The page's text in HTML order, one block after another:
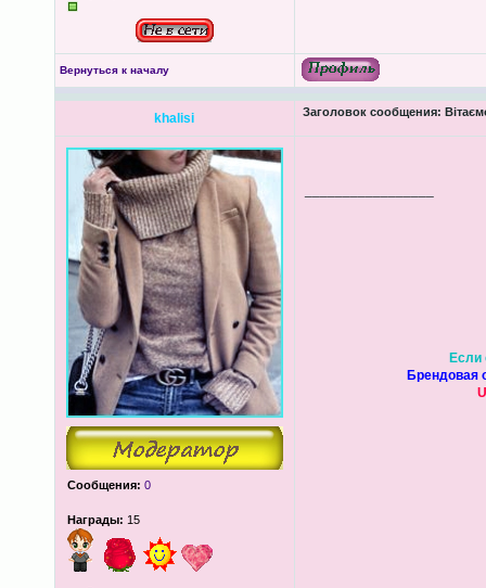
Вернуться к началу
khalisi Заголовок сообщения:
Сообщения: 0
Награды: 15
Если
Брендовая